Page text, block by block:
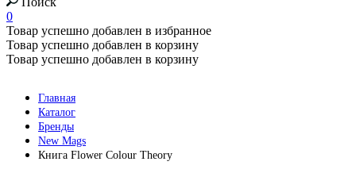
0
Товар успешно добавлен в избранное
Товар успешно добавлен в корзину
Товар успешно добавлен в корзину
Главная
Каталог
Бренды
New Mags
Книга Flower Colour Theory